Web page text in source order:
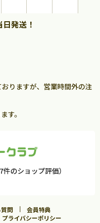
発送！
りますが、営業時間外の注
す。
件のショップ評価）
問
会員特典
プライバシーポリシー